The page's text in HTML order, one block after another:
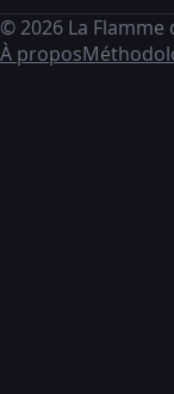
© 2026 La Flamme
À propos